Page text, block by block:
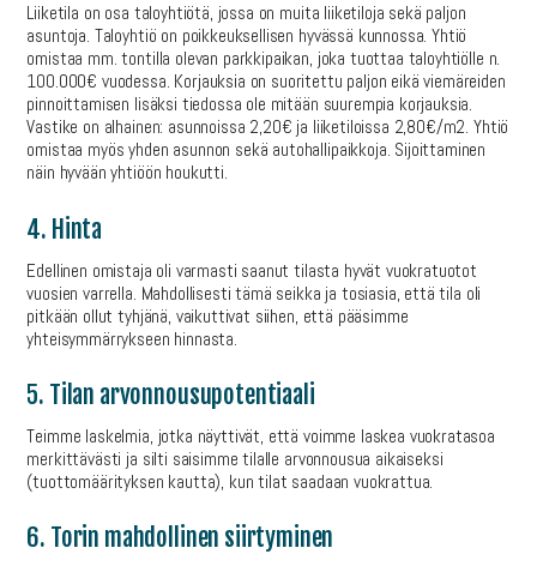
Liiketila on osa taloyhtiötä, jossa on muita liiketiloja sekä paljon
asuntoja. Taloyhtiö on poikkeuksellisen hyvässä kunnossa. Yhtiö
omistaa mm. tontilla olevan parkkipaikan, joka tuottaa taloyhtiölle n.
100.000€ vuodessa. Korjauksia on suoritettu paljon eikä viemäreiden
pinnoittamisen lisäksi tiedossa ole mitään suurempia korjauksia.
Vastike on alhainen: asunnoissa 2,20€ ja liiketiloissa 2,80€/m2. Yhtiö
omistaa myös yhden asunnon sekä autohallipaikkoja. Sijoittaminen
näin hyvään yhtiöön houkutti.
4. Hinta
Edellinen omistaja oli varmasti saanut tilasta hyvät vuokratuotot
vuosien varrella. Mahdollisesti tämä seikka ja tosiasia, että tila oli
pitkään ollut tyhjänä, vaikuttivat siihen, että pääsimme
yhteisymmärrykseen hinnasta.
5. Tilan arvonnousupotentiaali
Teimme laskelmia, jotka näyttivät, että voimme laskea vuokratasoa
merkittävästi ja silti saisimme tilalle arvonnousua aikaiseksi
(tuottomäärityksen kautta), kun tilat saadaan vuokrattua.
6. Torin mahdollinen siirtyminen